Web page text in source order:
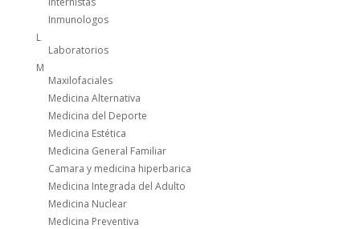
Inmunologos
L
Laboratorios
M
Maxilofaciales
Medicina Alternativa
Medicina del Deporte
Medicina Estética
Medicina General Familiar
Camara y medicina hiperbarica
Medicina Integrada del Adulto
Medicina Nuclear
Medicina Preventiva